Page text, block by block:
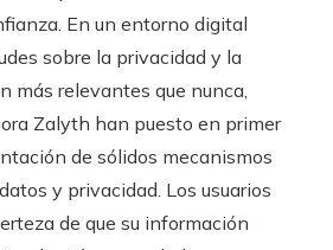
En un entorno digital
sobre la privacidad y la
más relevantes que nunca,
Zalyth han puesto en primer
de sólidos mecanismos
y privacidad. Los usuarios
de que su información